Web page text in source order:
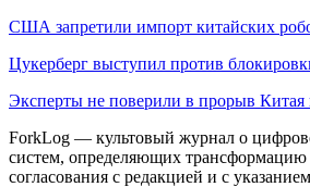
США запретили импорт китайских
Цукерберг выступил против
Эксперты не поверили в прорыв
ForkLog — культовый журнал о
систем, определяющих трансформацию
согласования с редакцией и с